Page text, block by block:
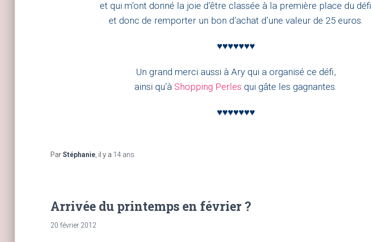
et qui m’ont donné la joie d’être classée à la première place du défi
et donc de remporter un bon d’achat d’une valeur de 25 euros.
♥♥♥♥♥♥♥
Un grand merci aussi à Ary qui a organisé ce défi,
ainsi qu’à Shopping Perles qui gâte les gagnantes.
♥♥♥♥♥♥♥
ParStéphanie , il y a 14 ans
Arrivée du printemps en février ?
20 février 2012